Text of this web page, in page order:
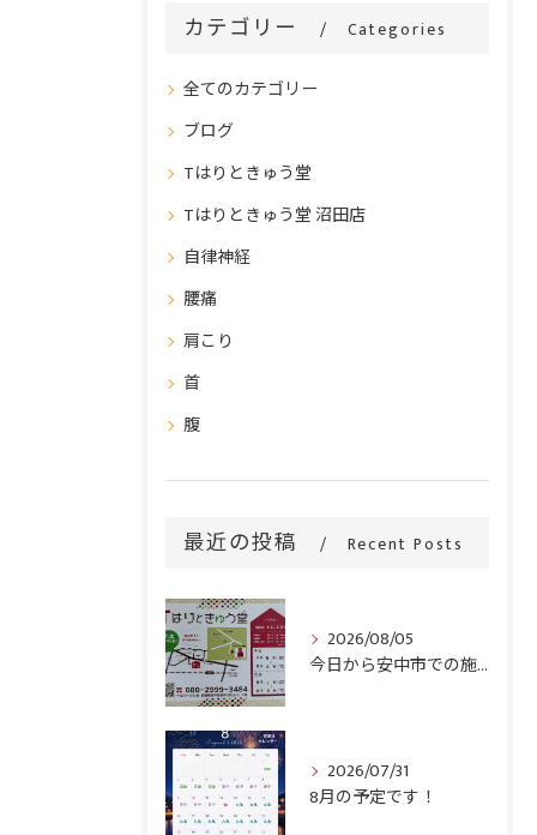
カテゴリー Categories
全てのカテゴリー
ブログ
Tはりときゅう堂
Tはりときゅう堂 沼田店
自律神経
腰痛
肩こり
首
腹
最近の投稿 Recent Posts
2026/08/05
今日から安中市での施術がスタートです！
2026/07/31
8月の予定です！